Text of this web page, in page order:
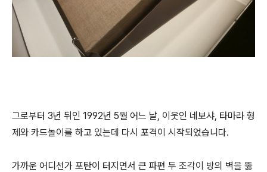
그로부터 3년 뒤인 1992년 5월 어느 날, 이웃인 네보샤, 타마라 형
제와 카드놀이를 하고 있는데 다시 포격이 시작되었습니다.
가까운 어디선가 포탄이 터지면서 큰 파편 두 조각이 방의 벽을 뚫